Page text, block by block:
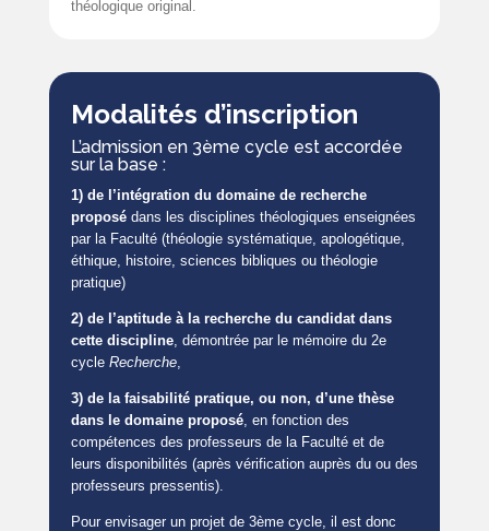
théologique original.
Modalités d’inscription
L’admission en 3ème cycle est accordée
sur la base :
1) de l’intégration du domaine de recherche
proposédans les disciplines théologiques enseignées
par la Faculté (théologie systématique, apologétique,
éthique, histoire, sciences bibliques ou théologie
pratique)
2) de l’aptitude à la recherche du candidat dans
cette discipline, démontrée par le mémoire du 2e
cycle Recherche,
3) de la faisabilité pratique, ou non, d’une thèse
dans le domaine proposé, en fonction des
compétences des professeurs de la Faculté et de
leurs disponibilités (après vérification auprès du ou des
professeurs pressentis).
Pour envisager un projet de 3ème cycle, il est donc